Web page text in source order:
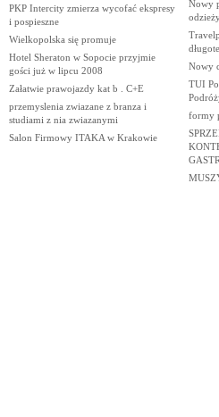
PKP Intercity zmierza wycofać ekspresy
i pospieszne
Wielkopolska się promuje
Hotel Sheraton w Sopocie przyjmie
gości już w lipcu 2008
Załatwie prawojazdy kat b . C+E
przemyslenia zwiazane z branza i
studiami z nia zwiazanymi
Salon Firmowy ITAKA w Krakowie
Nowy
Nowy
TUI
formy